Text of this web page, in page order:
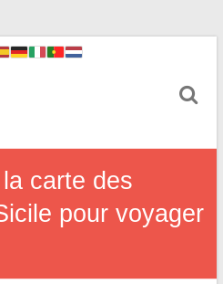
carte des
pour voyager